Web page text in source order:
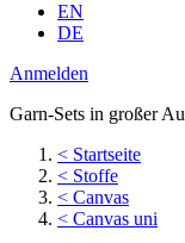
EN
DE
Anmelden
Garn-Sets in großer
< Startseite
< Stoffe
< Canvas
< Canvas uni